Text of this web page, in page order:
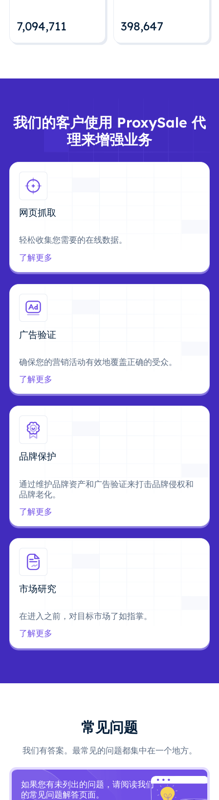
7,094,712 398,648
我们的客户使用 ProxySale 代
理来增强业务
网页抓取
轻松收集您需要的在线数据。
了解更多
广告验证
确保您的营销活动有效地覆盖正确的受众。
了解更多
品牌保护
通过维护品牌资产和广告验证来打击品牌侵权和
品牌老化。
了解更多
市场研究
在进入之前，对目标市场了如指掌。
了解更多
常见问题
我们有答案。最常见的问题都集中在一个地方。
如果您有未列出的问题，请阅读我们
的常见问题解答页面。